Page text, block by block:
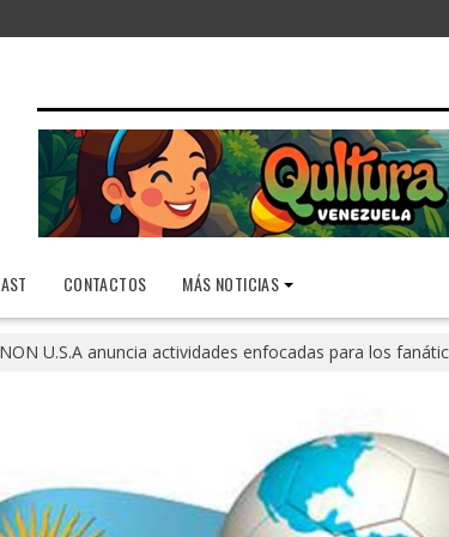
CONTACTOS MÁS NOTICIAS
U.S.A anuncia actividades enfocadas para los